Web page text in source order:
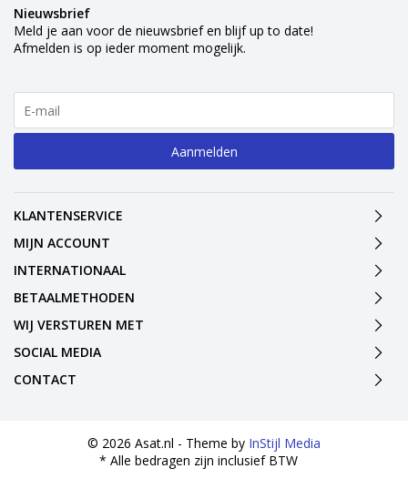
Nieuwsbrief
Meld je aan voor de nieuwsbrief en blijf up to date!
Afmelden is op ieder moment mogelijk.
Aanmelden
KLANTENSERVICE
MIJN ACCOUNT
INTERNATIONAAL
BETAALMETHODEN
WIJ VERSTUREN MET
SOCIAL MEDIA
CONTACT
© 2026 Asat.nl - Theme by InStijl Media
* Alle bedragen zijn inclusief BTW